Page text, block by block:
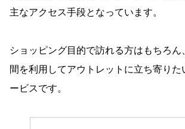
主なアクセス手段となっています。
ショッピング目的で訪れる方はもちろ
間を利用してアウトレットに立ち寄りた
ービスです。